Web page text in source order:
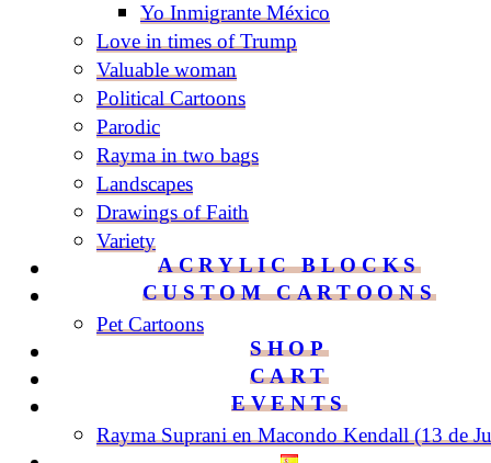
Yo Inmigrante México
Love in times of Trump
Valuable woman
Political Cartoons
Parodic
Rayma in two bags
Landscapes
Drawings of Faith
Variety
ACRYLIC BLOCKS
CUSTOM CARTOONS
Pet Cartoons
SHOP
CART
EVENTS
Rayma Suprani en Macondo Kendall (13 de